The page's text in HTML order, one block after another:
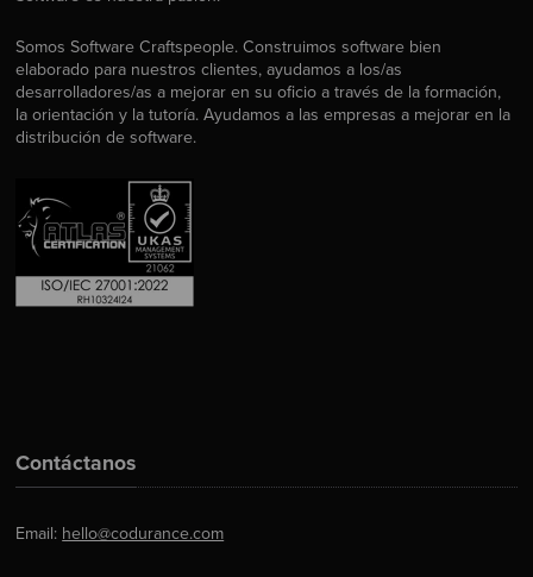
Somos Software Craftspeople. Construimos software bien
elaborado para nuestros clientes, ayudamos a los/as
desarrolladores/as a mejorar en su oficio a través de la formación,
la orientación y la tutoría. Ayudamos a las empresas a mejorar en la
distribución de software.
Contáctanos
Email: hello@codurance.com